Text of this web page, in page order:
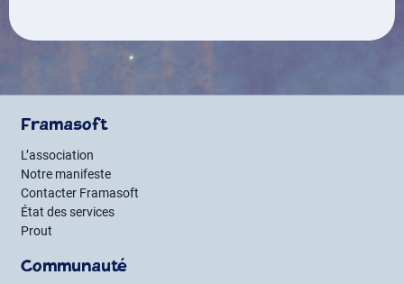
Framasoft
L’association
Notre manifeste
Contacter Framasoft
État des services
Prout
Communauté